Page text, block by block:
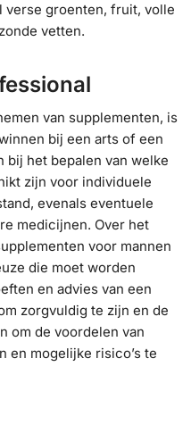
groenten, fruit, volle
vetten.
van supplementen, is
bij een arts of een
bij het bepalen van welke
zijn voor individuele
evenals eventuele
medicijnen. Over het
voor mannen
die moet worden
en advies van een
zorgvuldig te zijn en de
om de voordelen van
en mogelijke risico’s te